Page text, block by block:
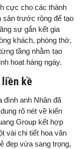
cực cho các thành
sân trước rộng để tạo
sự gắn kết gia
khách, phòng thờ,
tầng nhằm tạo
hoạt hàng ngày.
liền kề
đình anh Nhân đã
rõ nét về kiến
Group kết hợp
vài chi tiết hoa văn
đẹp vừa sang trọng,